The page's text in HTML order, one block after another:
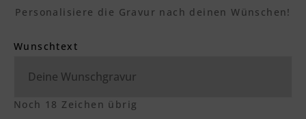
Personalisiere die Gravur nach deinen Wünschen!
Wunschtext
Noch 18 Zeichen übrig